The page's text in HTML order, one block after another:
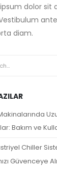
dolor sit
diam.
Bakım ve
Chiller
Güvenceye